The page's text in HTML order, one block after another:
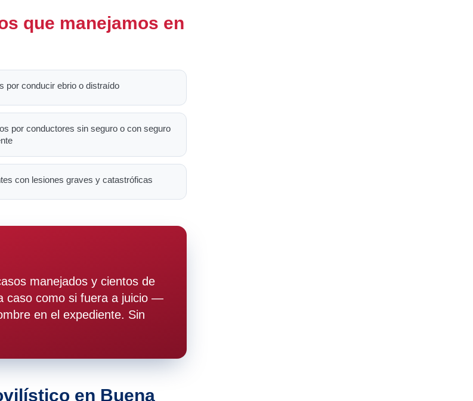
que manejamos en
por conducir ebrio o distraído
por conductores sin seguro o con seguro
con lesiones graves y catastróficas
manejados y cientos de
caso como si fuera a juicio —
en el expediente. Sin
en Buena